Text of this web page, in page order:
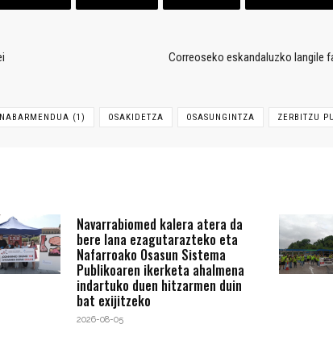
Correoseko eskandaluzko langile
NABARMENDUA (1) OSAKIDETZA OSASUNGINTZA ZERBITZU
Navarrabiomed kalera atera da
bere lana ezagutarazteko eta
Nafarroako Osasun Sistema
Publikoaren ikerketa ahalmena
indartuko duen hitzarmen duin
bat exijitzeko
2026-08-05